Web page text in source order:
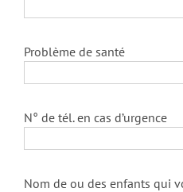
Problème de santé
N° de tél. en cas d’urgence
Nom de ou des enfants qui